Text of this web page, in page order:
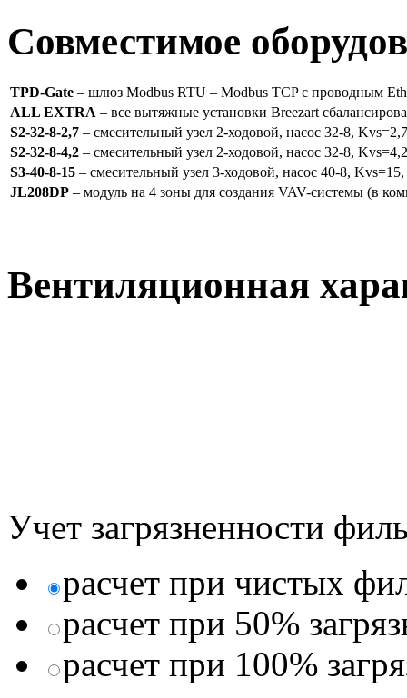
Совместимое
TPD-Gate – шлюз Modbus RTU – Modbus TCP с проводным
ALL EXTRA – все вытяжные установки Breezart
S2-32-8-2,7 – смесительный узел 2-ходовой, насос 32-8,
S2-32-8-4,2 – смесительный узел 2-ходовой, насос 32-8,
S3-40-8-15 – смесительный узел 3-ходовой, насос 40-8,
JL208DP – модуль на 4 зоны для создания VAV-системы (в
Вентиляционная
Учет загрязненности
расчет при чистых
расчет при 50%
расчет при 100%